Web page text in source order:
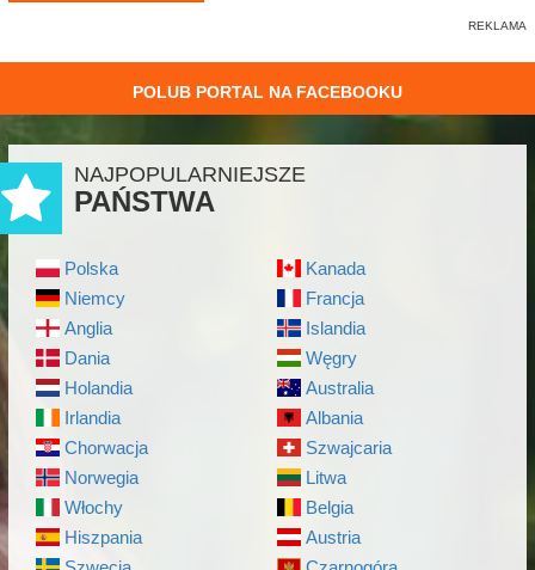
POLUB PORTAL NA FACEBOOKU
NAJPOPULARNIEJSZE
PAŃSTWA
Polska
Niemcy
Anglia
Dania
Holandia
Irlandia
Chorwacja
Norwegia
Włochy
Hiszpania
Kanada
Francja
Islandia
Węgry
Australia
Albania
Szwajcaria
Litwa
Belgia
Austria